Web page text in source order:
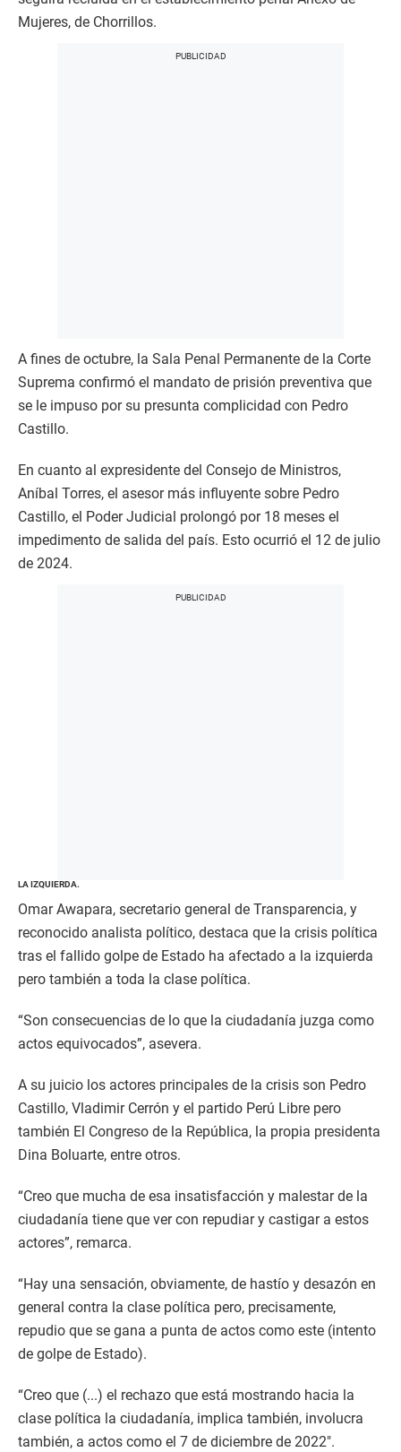
Mujeres, de Chorrillos.
A fines de octubre, la Sala Penal Permanente de la Corte
Suprema confirmó el mandato de prisión preventiva que
se le impuso por su presunta complicidad con Pedro
Castillo.
En cuanto al expresidente del Consejo de Ministros,
Aníbal Torres, el asesor más influyente sobre Pedro
Castillo, el Poder Judicial prolongó por 18 meses el
impedimento de salida del país. Esto ocurrió el 12 de julio
de 2024.
LA IZQUIERDA.
Omar Awapara, secretario general de Transparencia, y
reconocido analista político, destaca que la crisis política
tras el fallido golpe de Estado ha afectado a la izquierda
pero también a toda la clase política.
“Son consecuencias de lo que la ciudadanía juzga como
actos equivocados”, asevera.
A su juicio los actores principales de la crisis son Pedro
Castillo, Vladimir Cerrón y el partido Perú Libre pero
también El Congreso de la República, la propia presidenta
Dina Boluarte, entre otros.
“Creo que mucha de esa insatisfacción y malestar de la
ciudadanía tiene que ver con repudiar y castigar a estos
actores”, remarca.
“Hay una sensación, obviamente, de hastío y desazón en
general contra la clase política pero, precisamente,
repudio que se gana a punta de actos como este (intento
de golpe de Estado).
“Creo que (...) el rechazo que está mostrando hacia la
clase política la ciudadanía, implica también, involucra
también, a actos como el 7 de diciembre de 2022″.